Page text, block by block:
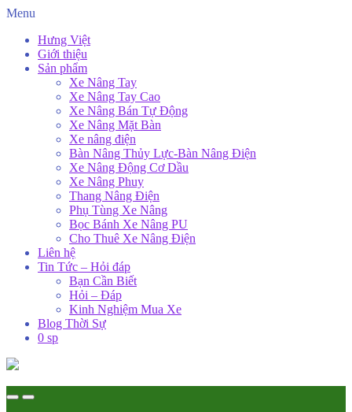
Menu
Hưng Việt
Giới thiệu
Sản phẩm
Xe Nâng Tay
Xe Nâng Tay Cao
Xe Nâng Bán Tự Động
Xe Nâng Mặt Bàn
Xe nâng điện
Bàn Nâng Thủy Lực-Bàn Nâng Điện
Xe Nâng Động Cơ Dầu
Xe Nâng Phuy
Thang Nâng Điện
Phụ Tùng Xe Nâng
Bọc Bánh Xe Nâng PU
Cho Thuê Xe Nâng Điện
Liên hệ
Tin Tức – Hỏi đáp
Bạn Cần Biết
Hỏi – Đáp
Kinh Nghiệm Mua Xe
Blog Thời Sự
0 sp